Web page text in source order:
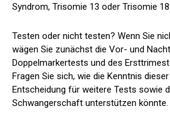
Syndrom, Trisomie 13 oder Trisomie
Testen oder nicht testen? Wenn Sie
wägen Sie zunächst die Vor- und
Doppelmarkertests und des
Fragen Sie sich, wie die Kenntnis
Entscheidung für weitere Tests sowie
Schwangerschaft unterstützen könnte.